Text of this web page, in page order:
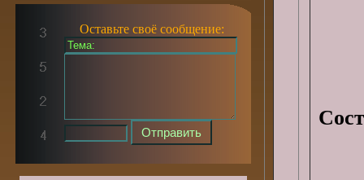
Оставьте своё сообщение: